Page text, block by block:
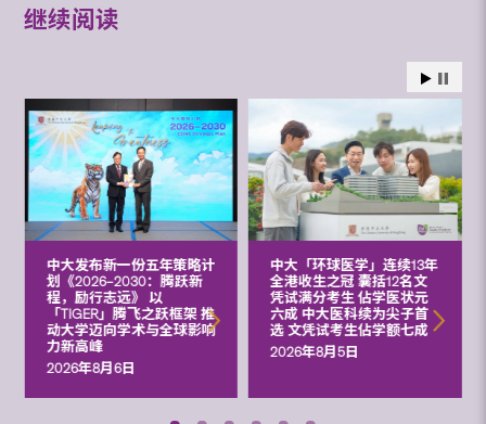
继续阅读
中大发布新一份五年策略计
划《2026‒2030：腾跃新
程，励行志远》 以
「TIGER」腾飞之跃框架 推
动大学迈向学术与全球影响
力新高峰
2026年8月6日
中大「环球医学」连续13年
全港收生之冠 囊括12名文
凭试满分考生 佔学医状元
六成 中大医科续为尖子首
选 文凭试考生佔学额七成
2026年8月5日